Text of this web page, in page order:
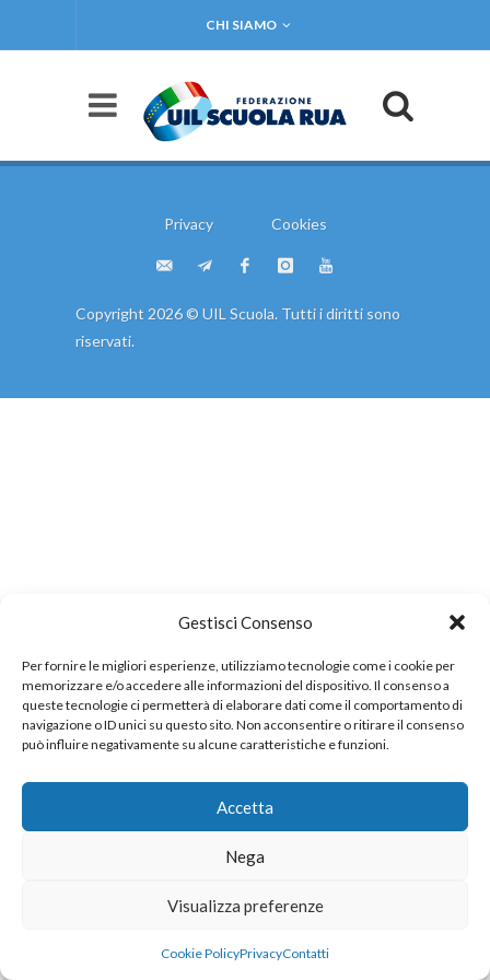
Gestisci Consenso
Per fornire le migliori esperienze, utilizziamo tecnologie come i cookie per
memorizzare e/o accedere alle informazioni del dispositivo. Il consenso a
queste tecnologie ci permetterà di elaborare dati come il comportamento di
navigazione o ID unici su questo sito. Non acconsentire o ritirare il consenso
può influire negativamente su alcune caratteristiche e funzioni.
Accetta
Nega
Visualizza preferenze
Cookie PolicyPrivacyContatti
CHI SIAMO
Privacy Cookies
Copyright 2026 © UIL Scuola. Tutti i diritti sono
riservati.